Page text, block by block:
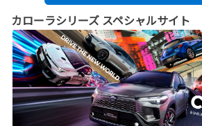
カローラシリーズ スペシャルサイト